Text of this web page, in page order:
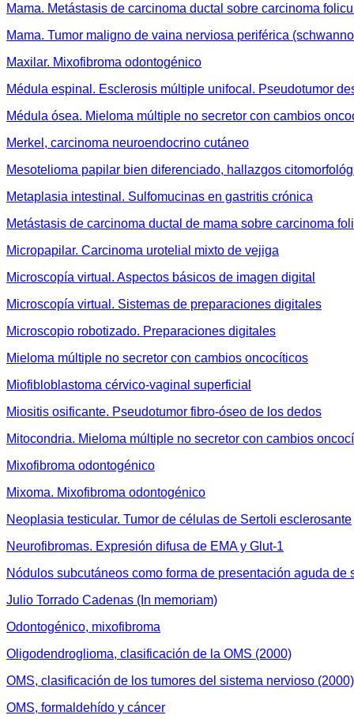
Mama. Metástasis de carcinoma ductal sobre carcinoma
Mama. Tumor maligno de vaina nerviosa periférica
Maxilar. Mixofibroma odontogénico
Médula espinal. Esclerosis múltiple unifocal. Pseudotumor
Médula ósea. Mieloma múltiple no secretor con cambios
Merkel, carcinoma neuroendocrino cutáneo
Mesotelioma papilar bien diferenciado, hallazgos
Metaplasia intestinal. Sulfomucinas en gastritis crónica
Metástasis de carcinoma ductal de mama sobre carcinoma
Micropapilar. Carcinoma urotelial mixto de vejiga
Microscopía virtual. Aspectos básicos de imagen digital
Microscopía virtual. Sistemas de preparaciones digitales
Microscopio robotizado. Preparaciones digitales
Mieloma múltiple no secretor con cambios oncocíticos
Miofibloblastoma cérvico-vaginal superficial
Miositis osificante. Pseudotumor fibro-óseo de los dedos
Mitocondria. Mieloma múltiple no secretor con cambios
Mixofibroma odontogénico
Mixoma. Mixofibroma odontogénico
Neoplasia testicular. Tumor de células de Sertoli esclerosante
Neurofibromas. Expresión difusa de EMA y Glut-1
Nódulos subcutáneos como forma de presentación aguda de
Julio Torrado Cadenas (In memoriam)
Odontogénico, mixofibroma
Oligodendroglioma, clasificación de la OMS (2000)
OMS, clasificación de los tumores del sistema nervioso (2000)
OMS, formaldehído y cáncer